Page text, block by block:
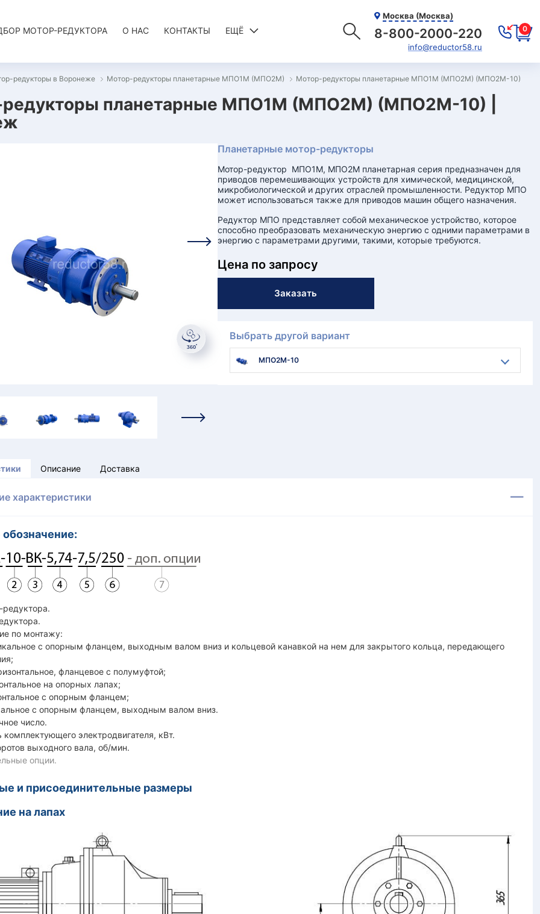
МОТОР-РЕДУКТОРА О НАС КОНТАКТЫ ЕЩЁ
Москва (Москва)
8-800-2000-220
info@reductor58.ru
0
редукторы в Воронеже Мотор-редукторы планетарные МПО1М (МПО2М) Мотор-редукторы планетарные МПО1М (МПО2М) (МПО2М-10)
планетарные МПО1М (МПО2М) (МПО2М-10) |
Планетарные мотор-редукторы
Мотор-редуктор МПО1М, МПО2М планетарная серия предназначен для
приводов перемешивающих устройств для химической, медицинской,
микробиологической и других отраслей промышленности. Редуктор МПО
может использоваться также для приводов машин общего назначения.
Редуктор МПО представляет собой механическое устройство, которое
способно преобразовать механическую энергию с одними параметрами в
энергию с параметрами другими, такими, которые требуются.
Цена по запросу
Заказать
Выбрать другой вариант
МПО2М-10
Описание Доставка
характеристики
редуктора.
по монтажу:
с опорным фланцем, выходным валом вниз и кольцевой канавкой на нем для закрытого кольца, передающего
фланцевое с полумуфтой;
на опорных лапах;
с опорным фланцем;
с опорным фланцем, выходным валом вниз.
число.
электродвигателя, кВт.
выходного вала, об/мин.
опции.
и присоединительные размеры
на лапах